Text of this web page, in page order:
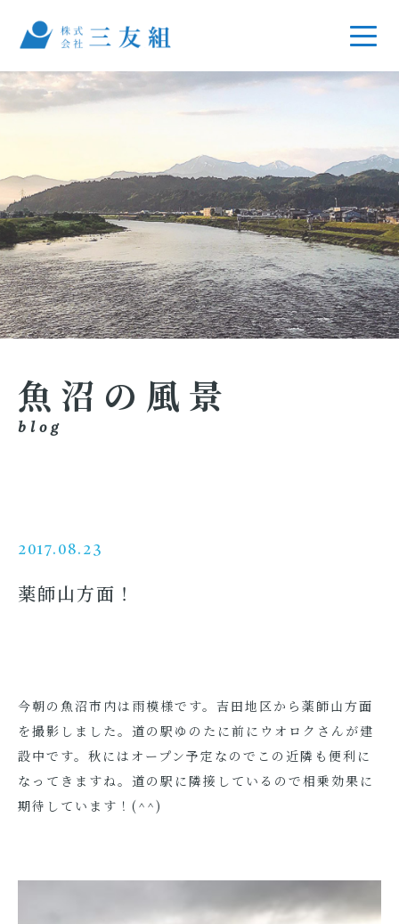
魚沼の風景
blog
2017.08.23
薬師山方面！
今朝の魚沼市内は雨模様です。吉田地区から薬師山方面
を撮影しました。道の駅ゆのたに前にウオロクさんが建
設中です。秋にはオープン予定なのでこの近隣も便利に
なってきますね。道の駅に隣接しているので相乗効果に
期待しています！(^^)